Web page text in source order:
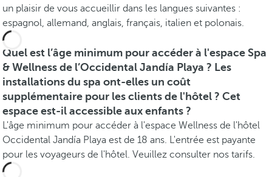
un plaisir de vous accueillir dans les langues suivantes :
espagnol, allemand, anglais, français, italien et polonais.
Quel est l’âge minimum pour accéder à l'espace Spa
& Wellness de l’Occidental Jandía Playa ? Les
installations du spa ont-elles un coût
supplémentaire pour les clients de l'hôtel ? Cet
espace est-il accessible aux enfants ?
L'âge minimum pour accéder à l'espace Wellness de l'hôtel
Occidental Jandía Playa est de 18 ans. L'entrée est payante
pour les voyageurs de l'hôtel. Veuillez consulter nos tarifs.